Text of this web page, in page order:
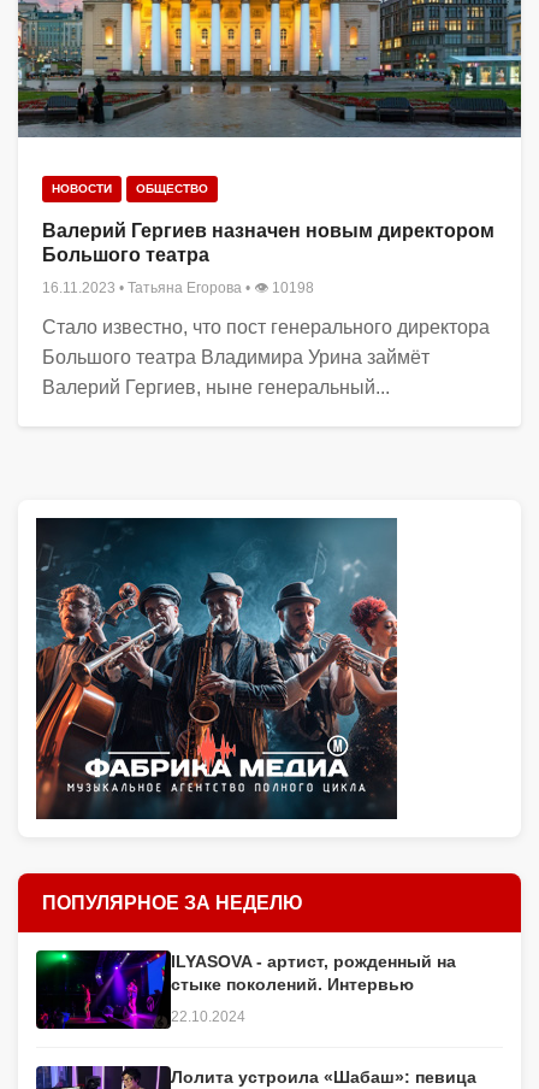
НОВОСТИ ОБЩЕСТВО
Валерий Гергиев назначен новым директором
Большого театра
16.11.2023 • Татьяна Егорова • 👁 10198
Стало известно, что пост генерального директора
Большого театра Владимира Урина займёт
Валерий Гергиев, ныне генеральный...
ПОПУЛЯРНОЕ ЗА НЕДЕЛЮ
ILYASOVA - артист, рожденный на
стыке поколений. Интервью
22.10.2024
Лолита устроила «Шабаш»: певица